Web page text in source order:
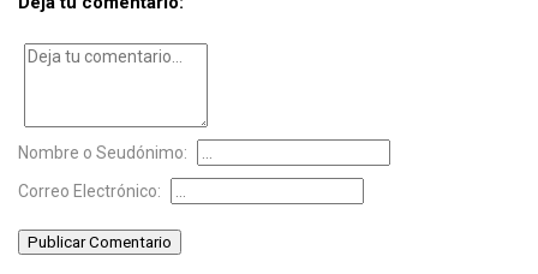
Nombre o Seudónimo:
Correo Electrónico:
Publicar Comentario